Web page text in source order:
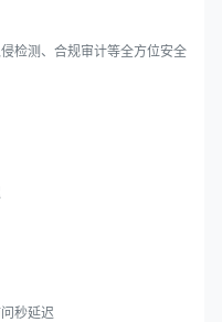
检测、合规审计等全方位安全
秒延迟